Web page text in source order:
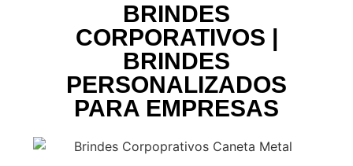
BRINDES
CORPORATIVOS |
BRINDES
PERSONALIZADOS
PARA EMPRESAS